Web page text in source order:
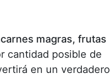
carnes magras, frutas
cantidad posible de
en un verdadero